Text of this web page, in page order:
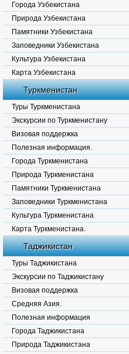
Города Узбекистана
Природа Узбекистана
Памятники Узбекистана
Заповедники Узбекистана
Культура Узбекистана
Карта Узбекистана
Туркменистан
Туры Туркменистана
Экскурсии по Туркменистану
Визовая поддержка
Полезная информация.
Города Туркменистана
Природа Туркменистана
Памятники Туркменистана
Заповедники Туркменистана
Культура Туркменистана
Карта Туркменистана.
Таджикистан
Туры Таджикистана
Экскурсии по Таджикистану
Визовая поддержка
Средняя Азия.
Полезная информация
Города Таджикистана
Природа Таджикистана